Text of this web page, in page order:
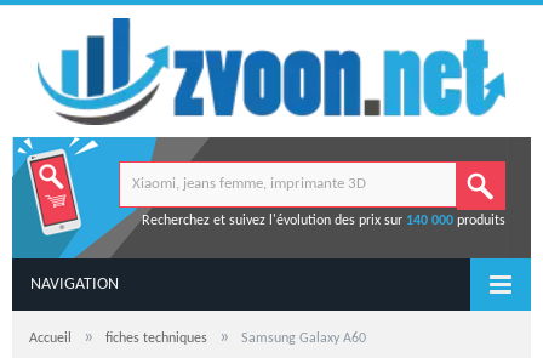
Recherchez et suivez l'évolution des prix sur 140 000produits
NAVIGATION
Accueil » fiches techniques » Samsung Galaxy A60